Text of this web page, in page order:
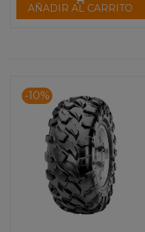
AÑADIR AL CARRITO
-10%